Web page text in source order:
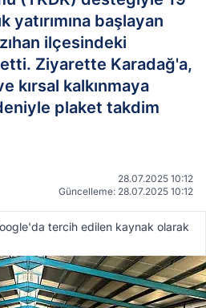
yatırımına başlayan
ilçesindeki
Ziyarette Karadağ'a,
kırsal kalkınmaya
plaket takdim
28.07.2025 10:12
Güncelleme: 28.07.2025 10:12
tercih edilen kaynak olarak